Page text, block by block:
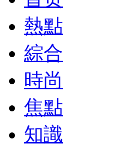
熱點
綜合
時尚
焦點
知識